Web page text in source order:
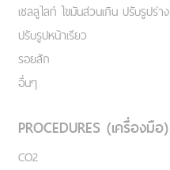
เชลลูไลท์ ไขมันส่วนเกิน ปรับรูปร่าง
ปรับรูปหน้าเรียว
รอยสัก
อื่นๆ
PROCEDURES (เครื่องมือ)
CO2